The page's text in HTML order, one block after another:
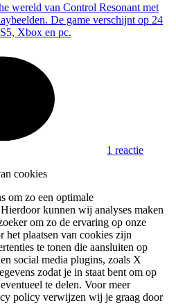
wereld van Control Resonant met
De game verschijnt op 24
Xbox en pc.
1 reactie
cookies
om zo een optimale
kunnen wij analyses maken
om zo de ervaring op onze
het plaatsen van cookies zijn
te tonen die aansluiten op
social media plugins, zoals X
zodat je in staat bent om op
te delen. Voor meer
policy verwijzen wij je graag door